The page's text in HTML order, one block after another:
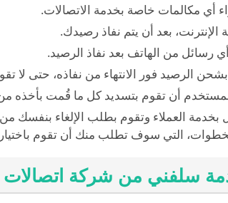
أي مكالمات خاصة بخدمة الاتصالات.
الإنترنت، بعد أن يتم نفاذ رصيدك.
رسائل من الهاتف بعد نفاذ الرصيد.
الرصيد فور الانتهاء من نفاذه، حتى
أن تقوم بتسديد كل ما قُمت بأخذه
العملاء وتقوم بطلب الإلغاء بنفسك
سلفني من شركة اتصالات